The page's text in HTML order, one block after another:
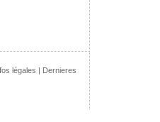
légales | Dernieres